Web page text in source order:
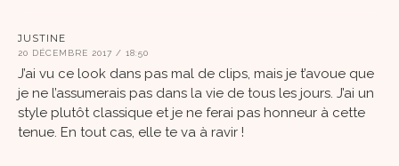
JUSTINE
20 DÉCEMBRE 2017 / 18:50
J’ai vu ce look dans pas mal de clips, mais je t’avoue que
je ne l’assumerais pas dans la vie de tous les jours. J’ai un
style plutôt classique et je ne ferai pas honneur à cette
tenue. En tout cas, elle te va à ravir !